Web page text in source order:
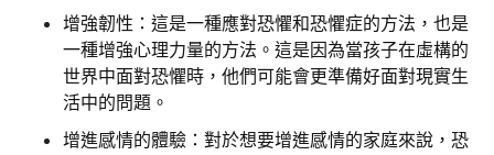
增強韌性：這是一種應對恐懼和恐懼症的方法，也是
一種增強心理力量的方法。這是因為當孩子在虛構的
世界中面對恐懼時，他們可能會更準備好面對現實生
活中的問題。
增進感情的體驗：對於想要增進感情的家庭來說，恐